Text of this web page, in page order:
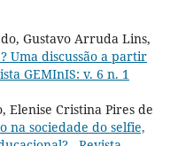
Gustavo Arruda Lins,
Uma discussão a partir
GEMInIS: v. 6 n. 1
Elenise Cristina Pires de
na sociedade do selfie,